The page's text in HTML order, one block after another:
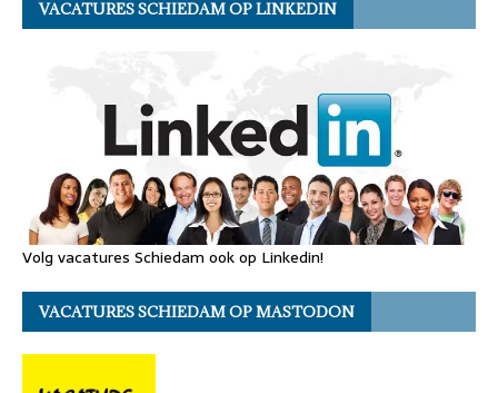
VACATURES SCHIEDAM OP LINKEDIN
Volg vacatures Schiedam ook op Linkedin!
VACATURES SCHIEDAM OP MASTODON